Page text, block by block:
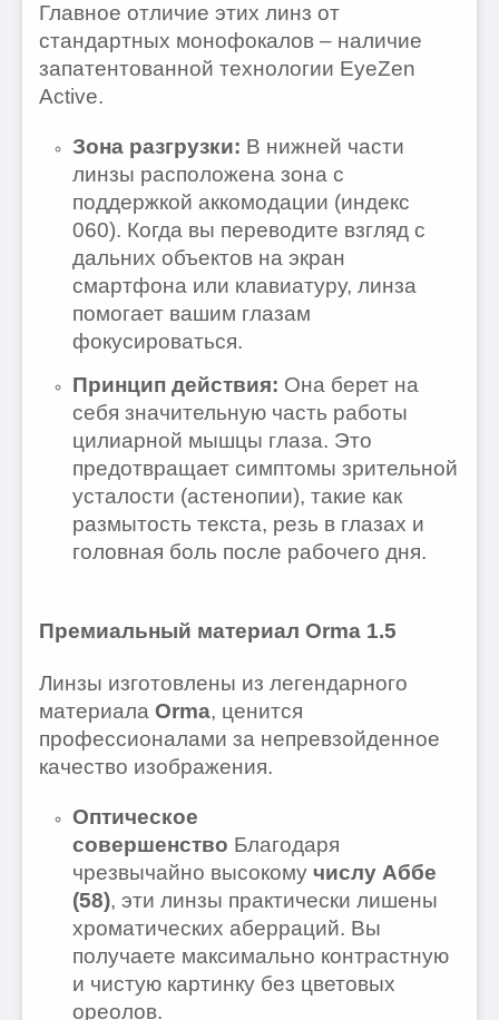
Главное отличие этих линз от
стандартных монофокалов – наличие
запатентованной технологии EyeZen
Active.
Зона разгрузки: В нижней части
линзы расположена зона с
поддержкой аккомодации (индекс
060). Когда вы переводите взгляд с
дальних объектов на экран
смартфона или клавиатуру, линза
помогает вашим глазам
фокусироваться.
Принцип действия: Она берет на
себя значительную часть работы
цилиарной мышцы глаза. Это
предотвращает симптомы зрительной
усталости (астенопии), такие как
размытость текста, резь в глазах и
головная боль после рабочего дня.
Премиальный материал Orma 1.5
Линзы изготовлены из легендарного
материала Orma, ценится
профессионалами за непревзойденное
качество изображения.
Оптическое
совершенство Благодаря
чрезвычайно высокому числу Аббе
(58), эти линзы практически лишены
хроматических аберраций. Вы
получаете максимально контрастную
и чистую картинку без цветовых
ореолов.